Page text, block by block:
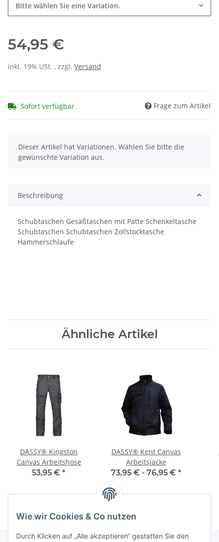
Bitte wählen Sie eine Variation.
54,95 €
inkl. 19% USt. , zzgl. Versand
Sofort verfügbar Frage zum Artikel
x
Dieser Artikel hat Variationen. Wählen Sie bitte die
gewünschte Variation aus.
Beschreibung
Schubtaschen Gesäßtaschen mit Patte Schenkeltasche
Schubtaschen Schubtaschen Zollstocktasche
Hammerschlaufe
Ähnliche Artikel
DASSY® Kingston
Canvas Arbeitshose
53,95 € *
DASSY® Kent Canvas
Arbeitsjacke
73,95 € - 76,95 € *
Wie wir Cookies & Co nutzen
Durch Klicken auf „Alle akzeptieren“ gestatten Sie den